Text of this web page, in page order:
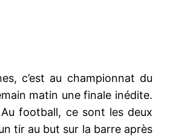
c’est au championnat du
matin une finale inédite.
football, ce sont les deux
tir au but sur la barre après